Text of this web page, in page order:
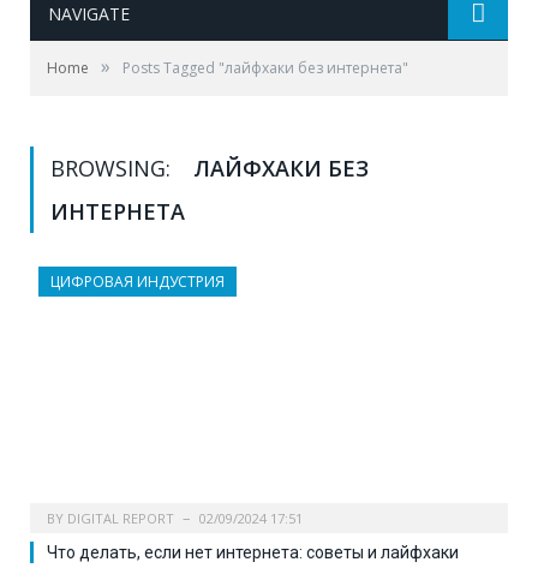
NAVIGATE
Home » Posts Tagged "лайфхаки без интернета"
BROWSING:
ЛАЙФХАКИ БЕЗ
ИНТЕРНЕТА
ЦИФРОВАЯ ИНДУСТРИЯ
BY DIGITAL REPORT 02/09/2024 17:51
Что делать, если нет интернета: советы и лайфхаки